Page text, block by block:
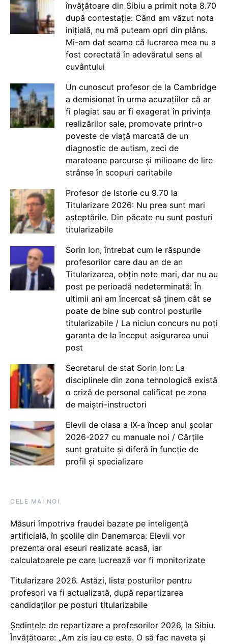
învățătoare din Sibiu a primit nota 8.70
după contestație: Când am văzut nota
inițială, nu mă puteam opri din plâns.
Mi-am dat seama că lucrarea mea nu a
fost corectată în adevăratul sens al
cuvântului
Un cunoscut profesor de la Cambridge
a demisionat în urma acuzațiilor că ar
fi plagiat sau ar fi exagerat în privința
realizărilor sale, promovate printr-o
poveste de viață marcată de un
diagnostic de autism, zeci de
maratoane parcurse și milioane de lire
strânse în scopuri caritabile
Profesor de Istorie cu 9.70 la
Titularizare 2026: Nu prea sunt mari
așteptările. Din păcate nu sunt posturi
titularizabile
Sorin Ion, întrebat cum le răspunde
profesorilor care dau an de an
Titularizarea, obțin note mari, dar nu au
post pe perioadă nedeterminată: În
ultimii ani am încercat să ținem cât se
poate de bine sub control posturile
titularizabile / La niciun concurs nu poți
garanta de la început asigurarea unui
post
Secretarul de stat Sorin Ion: La
disciplinele din zona tehnologică există
o criză de personal calificat pe zona
de maiștri-instructori
Elevii de clasa a IX-a încep anul școlar
2026-2027 cu manuale noi / Cărțile
sunt gratuite și diferă în funcție de
profil și specializare
CELE MAI NOI
Măsuri împotriva fraudei bazate pe inteligență
artificială, în școlile din Danemarca: Elevii vor
prezenta oral eseuri realizate acasă, iar
calculatoarele pe care lucrează vor fi monitorizate
Titularizare 2026. Astăzi, lista posturilor pentru
profesori va fi actualizată, după repartizarea
candidaților pe posturi titularizabile
Ședințele de repartizare a profesorilor 2026, la Sibiu.
Învățătoare: „Am zis iau ce este. O să fac naveta și